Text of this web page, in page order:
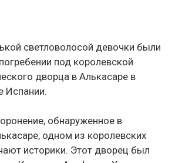
светловолосой девочки были
под королевской
дворца в Алькасаре в
Испании.
обнаруженное в
одном из королевских
историки. Этот дворец был